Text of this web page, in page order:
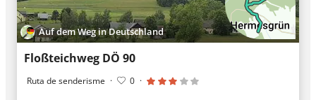
Auf dem Weg in Deutschland
Floßteichweg DÖ 90
Ruta de senderisme · 0 ·